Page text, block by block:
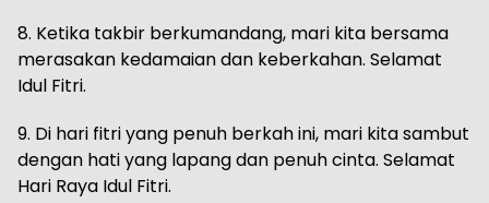
8. Ketika takbir berkumandang, mari kita bersama
merasakan kedamaian dan keberkahan. Selamat
Idul Fitri.
9. Di hari fitri yang penuh berkah ini, mari kita sambut
dengan hati yang lapang dan penuh cinta. Selamat
Hari Raya Idul Fitri.